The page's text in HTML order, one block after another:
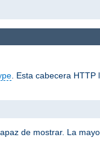
. Esta cabecera HTTP
de mostrar. La